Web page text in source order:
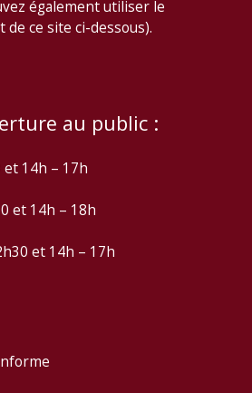
également utiliser le
ce site ci-dessous).
au public :
et 14h – 17h
et 14h – 18h
et 14h – 17h